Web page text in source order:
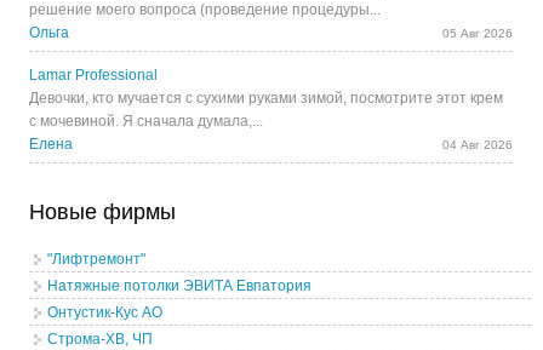
решение моего вопроса (проведение процедуры...
Ольга
05 Авг 2026
Lamar Professional
Девочки, кто мучается с сухими руками зимой, посмотрите этот крем
с мочевиной. Я сначала думала,...
Елена
04 Авг 2026
Новые фирмы
"Лифтремонт"
Натяжные потолки ЭВИТА Евпатория
Онтустик-Кус АО
Строма-ХВ, ЧП